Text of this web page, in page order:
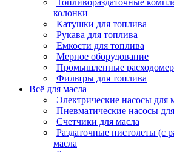
Топливораздаточные
колонки
Катушки для топлива
Рукава для топлива
Емкости для топлива
Мерное оборудование
Промышленные
Фильтры для топлива
Всё для масла
Электрические насосы для
Пневматические насосы
Счетчики для масла
Раздаточные пистолеты (с
масла